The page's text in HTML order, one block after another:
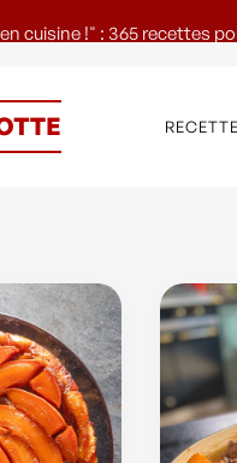
cuisine !" : 365 recettes